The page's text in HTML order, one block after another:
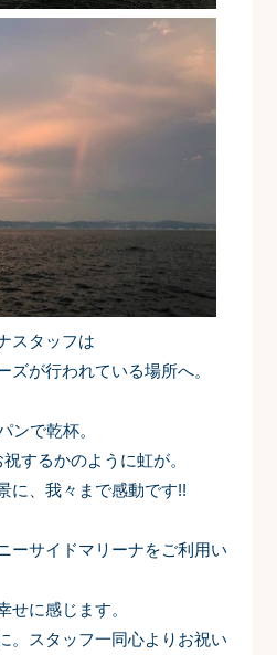
スタッフは
ズが行われている場所へ。
ンで乾杯。
するかのように虹が。
に、我々まで感動です!!
ーサイドマリーナをご利用い
せに感じます。
。スタッフ一同心よりお祝い